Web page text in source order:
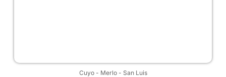
Cuyo- Merlo- San Luis